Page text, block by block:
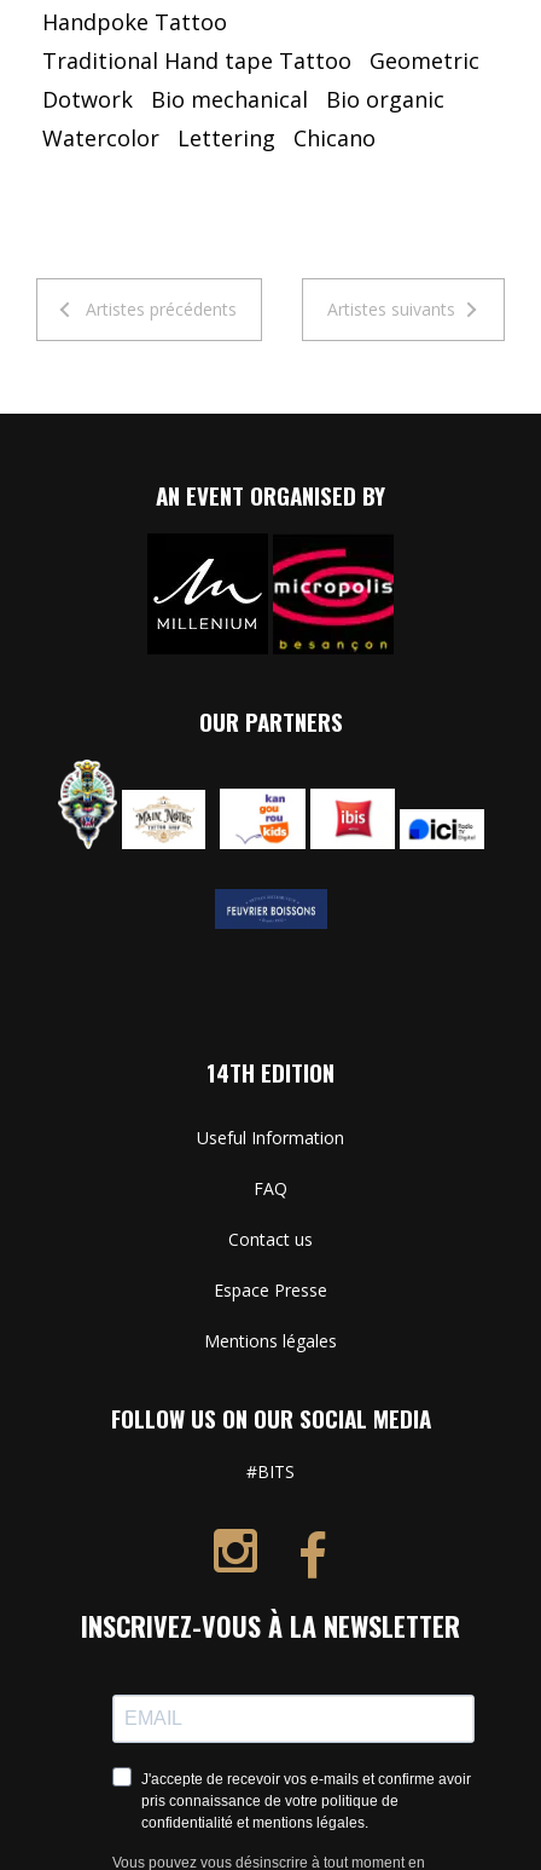
Handpoke Tattoo
Traditional Hand tape Tattoo
Geometric
Dotwork
Bio mechanical
Bio organic
Watercolor
Lettering Chicano
Artistes précédents Artistes suivants
AN EVENT ORGANISED BY
OUR PARTNERS
14TH EDITION
Useful Information
FAQ
Contact us
Espace Presse
Mentions légales
FOLLOW US ON OUR SOCIAL MEDIA
#BITS
INSCRIVEZ-VOUS À LA NEWSLETTER
J'accepte de recevoir vos e-mails et confirme avoir
pris connaissance de votre politique de
confidentialité et mentions légales.
Vous pouvez vous désinscrire à tout moment en